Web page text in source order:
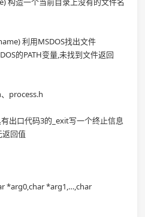
利用MSDOS找出文件
的PATH变量,未找到文件返回
process.h
出口代码3的_exit写一个终止信息
回值
*arg0,char *arg1,…,char